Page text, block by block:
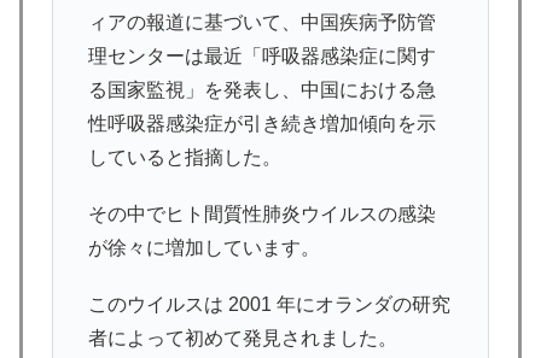
ィアの報道に基づいて、中国疾病予防管
理センターは最近「呼吸器感染症に関す
る国家監視」を発表し、中国における急
性呼吸器感染症が引き続き増加傾向を示
していると指摘した。
その中でヒト間質性肺炎ウイルスの感染
が徐々に増加しています。
このウイルスは 2001 年にオランダの研究
者によって初めて発見されました。